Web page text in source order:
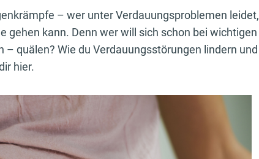
– wer unter Verdauungsproblemen leidet,
gehen kann. Denn wer will sich schon bei wichtigen
quälen? Wie du Verdauungsstörungen lindern und
hier.